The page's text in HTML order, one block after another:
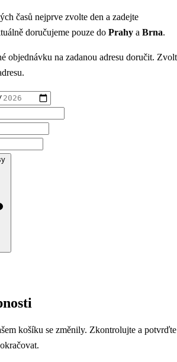
časů nejprve zvolte den a zadejte
doručujeme pouze do Prahy a Brna.
objednávku na zadanou adresu doručit.
košíku se změnily. Zkontrolujte a potvrďte